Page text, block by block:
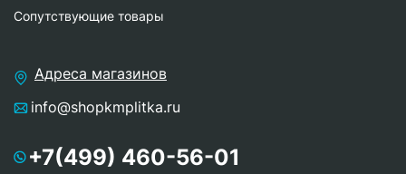
Сопутствующие товары
Адреса магазинов
info@shopkmplitka.ru
+7(499) 460-56-01